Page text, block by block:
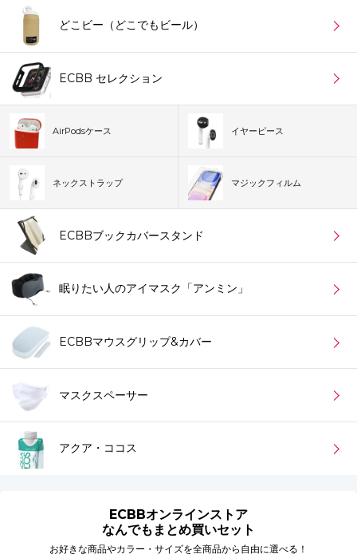
どこビー（どこでもビール）
ECBB セレクション
AirPodsケース イヤーピース
ネックストラップ マジックフィルム
ECBBブックカバースタンド
眠りたい人のアイマスク「アンミン」
ECBBマウスグリップ&カバー
マスクスペーサー
アクア・ココス
ECBBオンラインストア
なんでもまとめ買いセット
お好きな商品やカラー・サイズを全商品から自由に選べる！